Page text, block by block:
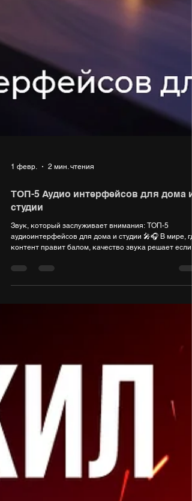
1 февр. 2 мин. чтения
ТОП-5 Аудио интерфейсов для дома и
студии
аудиоинтерфейсов для дома и студии 🎤🎧 В мире,
всё, то очень многое. Записать голос, инструмент или